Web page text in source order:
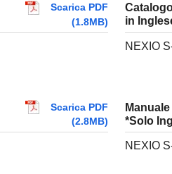
Scarica PDF
(1.8MB)
in
NEXIO
Scarica PDF
(2.8MB)
*Solo
NEXIO